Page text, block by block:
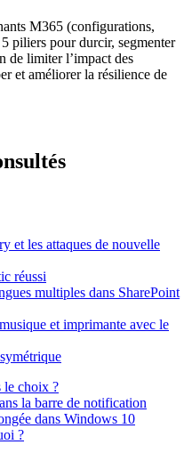
M365 (configurations,
piliers pour durcir, segmenter
de limiter l’impact des
et améliorer la résilience de
et les attaques de nouvelle
réussi
multiples dans SharePoint
et imprimante avec le
le choix ?
la barre de notification
dans Windows 10
?